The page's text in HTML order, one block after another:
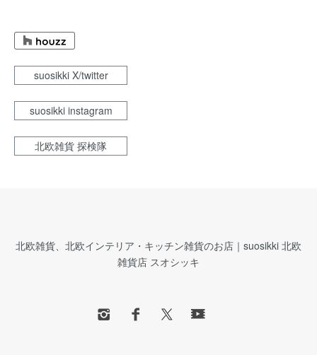
suosikki X/twitter
suosikki instagram
北欧雑貨 探検隊
北欧雑貨、北欧インテリア・キッチン雑貨のお店｜suosikki 北欧
雑貨店 スオシッキ